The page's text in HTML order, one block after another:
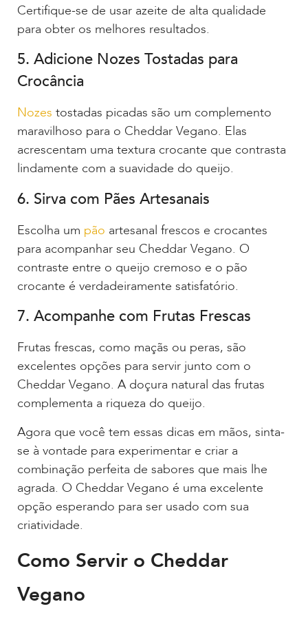
Certifique-se de usar azeite de alta qualidade
para obter os melhores resultados.
5. Adicione Nozes Tostadas para
Crocância
Nozes tostadas picadas são um complemento
maravilhoso para o Cheddar Vegano. Elas
acrescentam uma textura crocante que contrasta
lindamente com a suavidade do queijo.
6. Sirva com Pães Artesanais
Escolha um pão artesanal frescos e crocantes
para acompanhar seu Cheddar Vegano. O
contraste entre o queijo cremoso e o pão
crocante é verdadeiramente satisfatório.
7. Acompanhe com Frutas Frescas
Frutas frescas, como maçãs ou peras, são
excelentes opções para servir junto com o
Cheddar Vegano. A doçura natural das frutas
complementa a riqueza do queijo.
Agora que você tem essas dicas em mãos, sinta-
se à vontade para experimentar e criar a
combinação perfeita de sabores que mais lhe
agrada. O Cheddar Vegano é uma excelente
opção esperando para ser usado com sua
criatividade.
Como Servir o Cheddar
Vegano